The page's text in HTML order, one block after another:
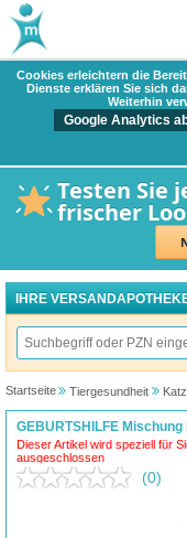
Cookies erleichtern die
Dienste erklären Sie sich
Weiterhin
Google Analytics
Testen Sie
frischer
IHRE
Startseite Tiergesundheit
GEBURTSHILFE Mischung
Dieser Artikel wird speziell für
ausgeschlossen
(0)